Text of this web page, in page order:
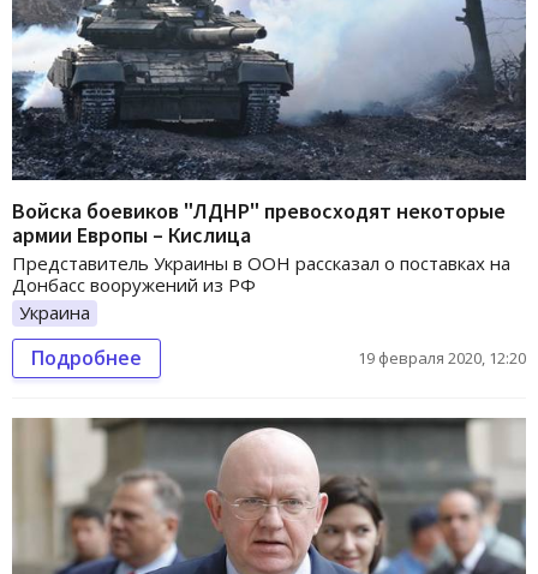
Войска боевиков "ЛДНР" превосходят некоторые
армии Европы – Кислица
Представитель Украины в ООН рассказал о поставках на
Донбасс вооружений из РФ
Украина
Подробнее 19 февраля 2020, 12:20